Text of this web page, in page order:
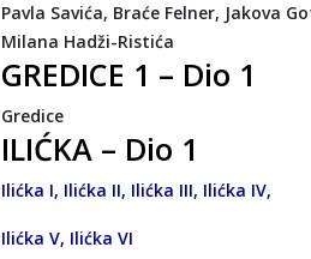
Pavla Savića, Braće Felner, Jakova
Milana Hadži-Ristića
GREDICE 1 – Dio 1
Gredice
ILIĆKA – Dio 1
Ilićka I, Ilićka II, Ilićka III, Ilićka IV,
Ilićka V, Ilićka VI